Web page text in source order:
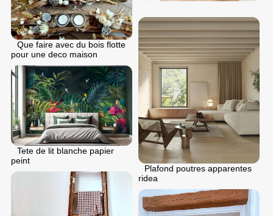
Que faire avec du bois flotte
pour une deco maison
Plafond poutres apparentes
ridea
Tete de lit blanche papier
peint